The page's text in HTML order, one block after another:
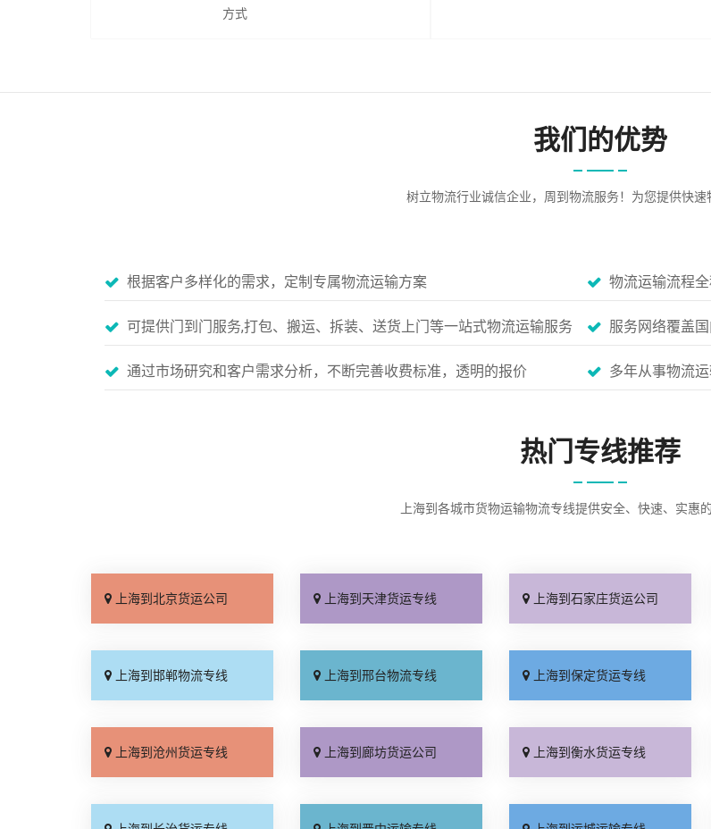
方式
我们的优势
树立物流行业诚信企业，周到物流服务！为您提供快速
根据客户多样化的需求，定制专属物流运输方案 物流运输流程
可提供门到门服务,打包、搬运、拆装、送货上门等一站式物流运输服务 服务网络覆盖
通过市场研究和客户需求分析，不断完善收费标准，透明的报价 多年从事物流
热门专线推荐
上海到各城市货物运输物流专线提供安全、快速、实惠
上海到北京货运公司 上海到天津货运专线 上海到石家庄货运公司
上海到邯郸物流专线 上海到邢台物流专线 上海到保定货运专线
上海到沧州货运专线 上海到廊坊货运公司 上海到衡水货运专线